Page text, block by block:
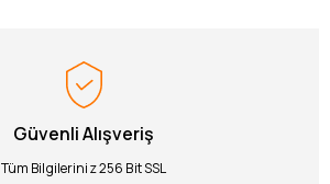
Güvenli Alışveriş
Tüm Bilgileriniz 256 Bit SSL